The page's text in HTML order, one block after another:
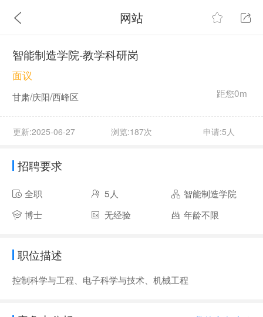
网站
智能制造学院-教学科研岗
距您0m
面议
甘肃/庆阳/西峰区
更新:2025-06-27 浏览:187次 申请:5人
招聘要求
全职 5人
智能制造学院
博士
无经验 年龄不限
职位描述
控制科学与工程、电子科学与技术、机械工程